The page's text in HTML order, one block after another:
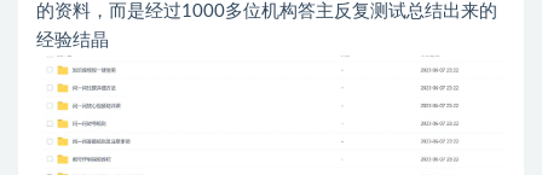
的资料，而是经过1000多位机构答主反复测试总结出来的
经验结晶